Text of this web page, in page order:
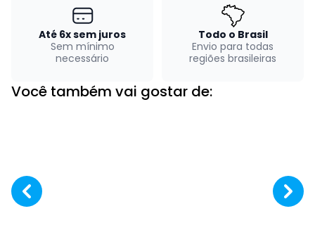
Até 6x sem juros
Sem mínimo
necessário
Todo o Brasil
Envio para todas
regiões brasileiras
Você também vai gostar de: